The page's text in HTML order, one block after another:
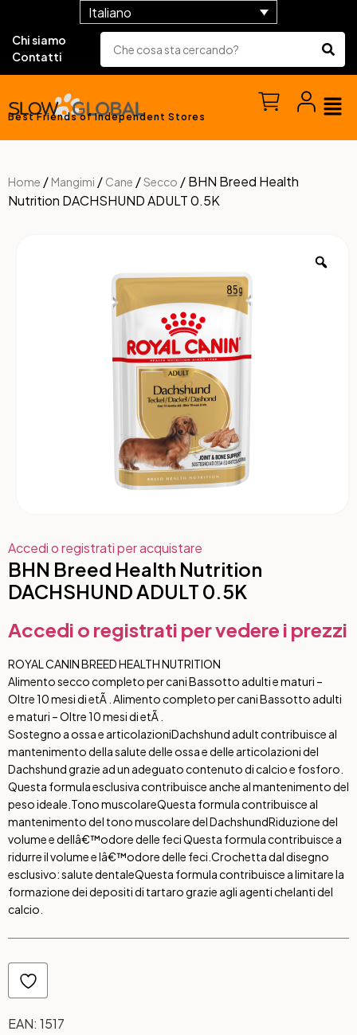
Italiano
Chi siamo
Contatti
Best Friends of Independent Stores
Home / Mangimi / Cane /Secco / BHN Breed Health
Nutrition DACHSHUND ADULT 0.5K
Accedi o registrati per acquistare
BHN Breed Health Nutrition
DACHSHUND ADULT 0.5K
Accedi o registrati per vedere i prezzi
ROYAL CANIN BREED HEALTH NUTRITION
Alimento secco completo per cani Bassotto adulti e maturi –
Oltre 10 mesi di etÃ . Alimento completo per cani Bassotto adulti
e maturi – Oltre 10 mesi di etÃ .
Sostegno a ossa e articolazioniDachshund adult contribuisce al
mantenimento della salute delle ossa e delle articolazioni del
Dachshund grazie ad un adeguato contenuto di calcio e fosforo.
Questa formula esclusiva contribuisce anche al mantenimento del
peso ideale. Tono muscolareQuesta formula contribuisce al
mantenimento del tono muscolare del DachshundRiduzione del
volume e dellâ€™odore delle feciQuesta formula contribuisce a
ridurre il volume e lâ€™odore delle feci. Crochetta dal disegno
esclusivo: salute dentaleQuesta formula contribuisce a limitare la
formazione dei depositi di tartaro grazie agli agenti chelanti del
calcio.
EAN: 1517